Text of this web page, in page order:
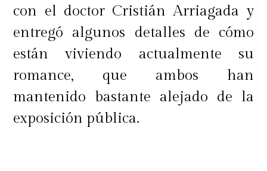
con el doctor Cristián Arriagada y
entregó algunos detalles de cómo
están viviendo actualmente su
romance, que ambos han
mantenido bastante alejado de la
exposición pública.